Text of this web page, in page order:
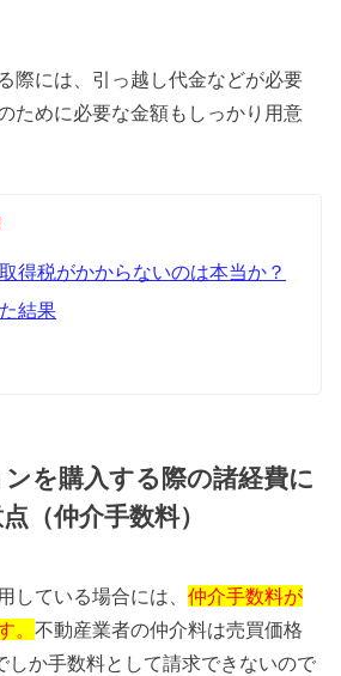
際には、引っ越し代金などが必要
ために必要な金額もしっかり用意
得税がかからないのは本当か？
結果
を購入する際の諸経費に
（仲介手数料）
している場合には、仲介手数料が
。不動産業者の仲介料は売買価格
しか手数料として請求できないので